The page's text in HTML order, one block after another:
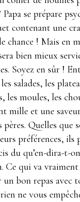
se prépare
contenant une
chance ! Mais en
bien mieux
Soyez en sûr !
salades, les
les moules, les
mille et une
pères. Quelles que
préférences, ils
du qu’en-dira-t-
Ce qui va
un bon repas avec
ne vous